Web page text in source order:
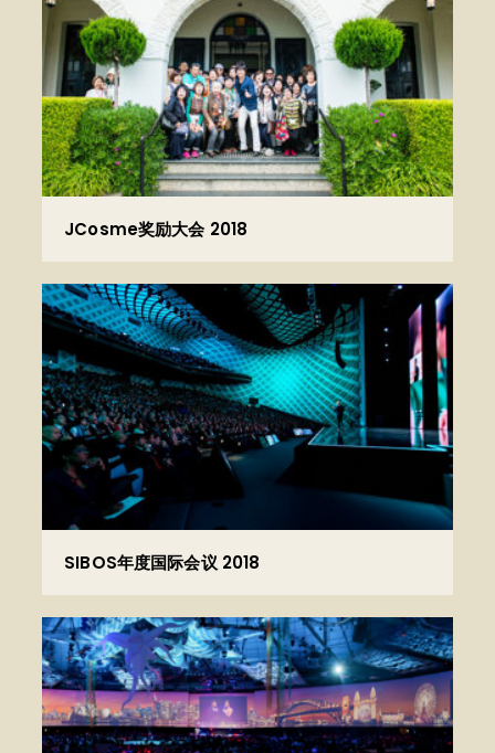
JCosme奖励大会 2018
SIBOS年度国际会议 2018